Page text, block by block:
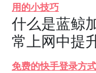
用的小技巧
什么是蓝鲸
常上网中提
免费的快手登录方